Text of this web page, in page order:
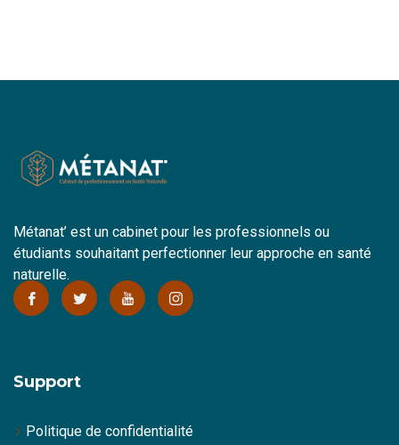
Métanat’ est un cabinet pour les professionnels ou
étudiants souhaitant perfectionner leur approche en santé
naturelle.
Support
Politique de confidentialité